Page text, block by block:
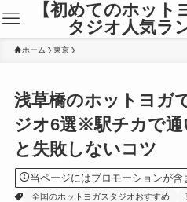
【初めてのホット
タジオ人気ラ
ホーム 東京
浅草橋のホットヨガ
ジオ6選※駅チカで
と失敗しないコツ
当ページにはプロモーションが含
全国のホットヨガスタジオおすすめ